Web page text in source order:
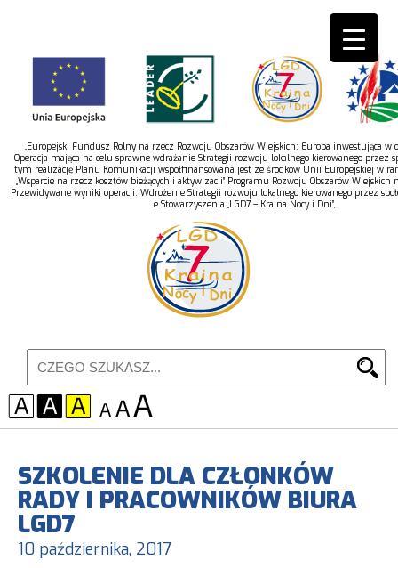
„Europejski Fundusz Rolny na rzecz Rozwoju Obszarów Wiejskich: Europa inwestująca w
Operacja mająca na celu sprawne wdrażanie Strategii rozwoju lokalnego kierowanego przez
tym realizację Planu Komunikacji współfinansowana jest ze środków Unii Europejskiej w
„Wsparcie na rzecz kosztów bieżących i aktywizacji” Programu Rozwoju Obszarów Wiejskich
Przewidywane wyniki operacji: Wdrożenie Strategii rozwoju lokalnego kierowanego przez
e Stowarzyszenia „LGD7 – Kraina Nocy i Dni”,
SZKOLENIE DLA CZŁONKÓW
RADY I PRACOWNIKÓW BIURA
LGD7
10 października, 2017